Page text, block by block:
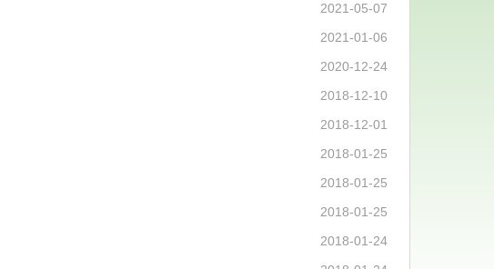
2021-05-07
2021-01-06
2020-12-24
2018-12-10
2018-12-01
2018-01-25
2018-01-25
2018-01-25
2018-01-24